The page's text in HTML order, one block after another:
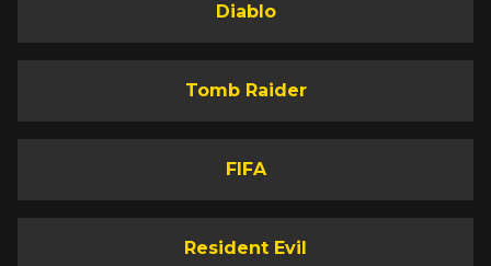
Diablo
Tomb Raider
FIFA
Resident Evil